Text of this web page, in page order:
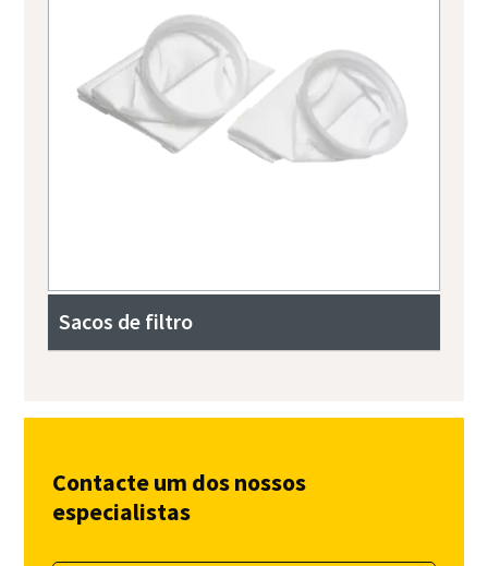
Sacos de filtro
Contacte um dos nossos
especialistas